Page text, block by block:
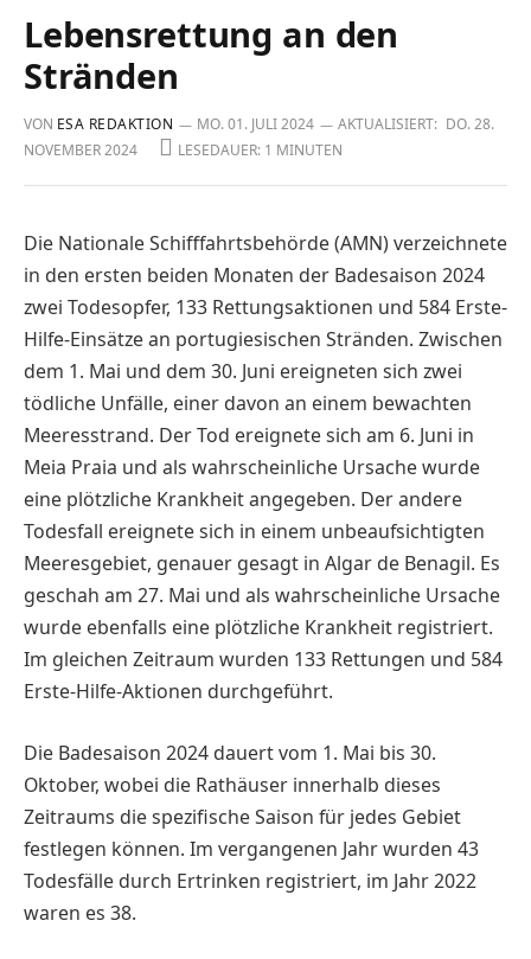
Lebensrettung an den
Stränden
VON ESA REDAKTION MO. 01. JULI 2024 AKTUALISIERT: DO. 28.
NOVEMBER 2024
LESEDAUER: 1 MINUTEN
Die Nationale Schifffahrtsbehörde (AMN) verzeichnete
in den ersten beiden Monaten der Badesaison 2024
zwei Todesopfer, 133 Rettungsaktionen und 584 Erste-
Hilfe-Einsätze an portugiesischen Stränden. Zwischen
dem 1. Mai und dem 30. Juni ereigneten sich zwei
tödliche Unfälle, einer davon an einem bewachten
Meeresstrand. Der Tod ereignete sich am 6. Juni in
Meia Praia und als wahrscheinliche Ursache wurde
eine plötzliche Krankheit angegeben. Der andere
Todesfall ereignete sich in einem unbeaufsichtigten
Meeresgebiet, genauer gesagt in Algar de Benagil. Es
geschah am 27. Mai und als wahrscheinliche Ursache
wurde ebenfalls eine plötzliche Krankheit registriert.
Im gleichen Zeitraum wurden 133 Rettungen und 584
Erste-Hilfe-Aktionen durchgeführt.
Die Badesaison 2024 dauert vom 1. Mai bis 30.
Oktober, wobei die Rathäuser innerhalb dieses
Zeitraums die spezifische Saison für jedes Gebiet
festlegen können. Im vergangenen Jahr wurden 43
Todesfälle durch Ertrinken registriert, im Jahr 2022
waren es 38.